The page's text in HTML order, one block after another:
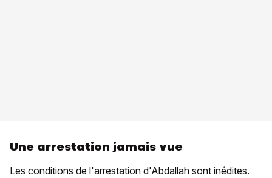
Une arrestation jamais vue
Les conditions de l'arrestation d'Abdallah sont inédites.